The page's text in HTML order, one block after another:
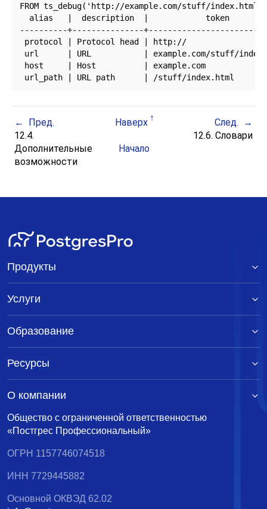
FROM ts_debug('http://example.com/stuff/
alias   |  description  |
----------+---------------
protocol | Protocol head | http://
url      | URL           | example.com/stuff/
host     | Host          | example.com
Пред. Наверх
След.
12.4.
Дополнительные
возможности
Начало
12.6. Словари
Общество с ограниченной ответственностью
«Постгрес Профессиональный»
ОГРН 1157746074518
ИНН 7729445882
Основной ОКВЭД 62.02
Продукты
Услуги
Образование
Ресурсы
О компании